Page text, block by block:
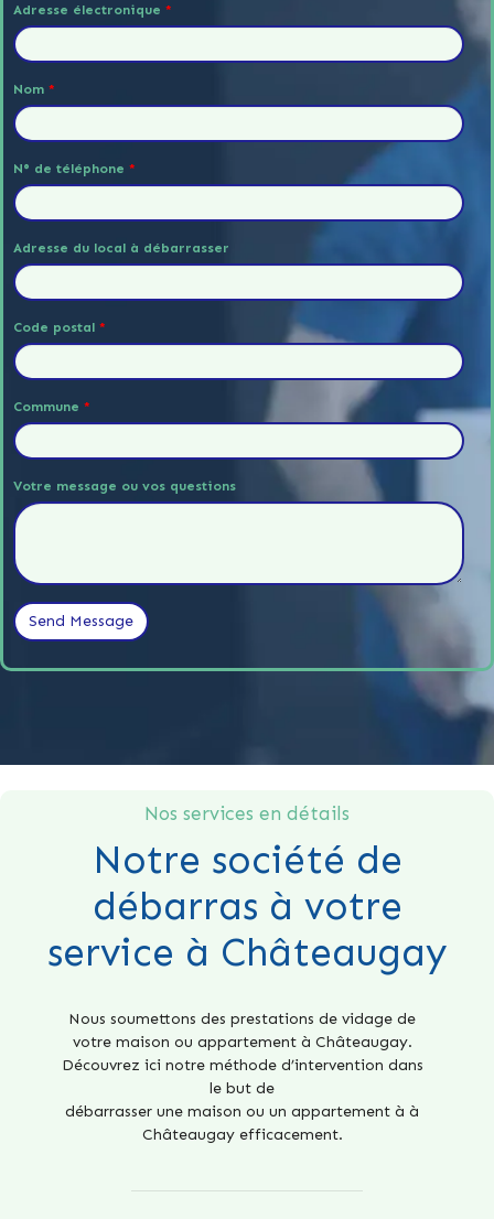
Adresse électronique *
Nom *
N° de téléphone *
Adresse du local à débarrasser
Code postal *
Commune *
Votre message ou vos questions
Nos services en détails
Notre société de
débarras à votre
service à Châteaugay
Nous soumettons des prestations de vidage de
votre maison ou appartement à Châteaugay.
Découvrez ici notre méthode d’intervention dans
le but de
débarrasser une maison ou un appartement à à
Châteaugay efficacement.